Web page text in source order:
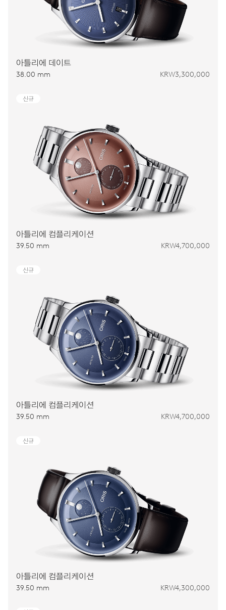
아틀리에 데이트
38.00 mm KRW3,300,000
신규
아틀리에 컴플리케이션
39.50 mm KRW4,700,000
신규
아틀리에 컴플리케이션
39.50 mm KRW4,700,000
신규
아틀리에 컴플리케이션
39.50 mm KRW4,300,000